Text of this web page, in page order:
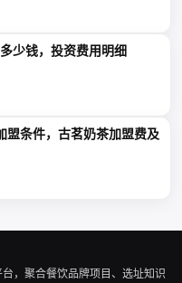
少钱，投资费用明细
盟条件，古茗奶茶加盟费及
，聚合餐饮品牌项目、选址知识